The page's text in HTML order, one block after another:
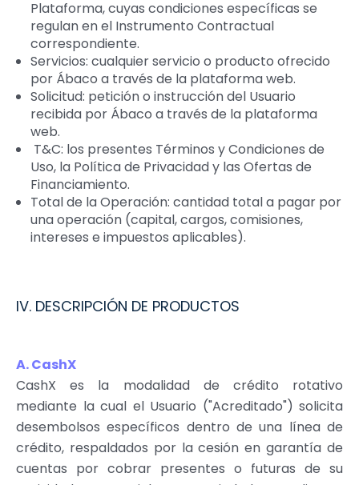
Plataforma, cuyas condiciones específicas se
regulan en el Instrumento Contractual
correspondiente.
Servicios: cualquier servicio o producto ofrecido
por Ábaco a través de la plataforma web.
Solicitud: petición o instrucción del Usuario
recibida por Ábaco a través de la plataforma
web.
T&C: los presentes Términos y Condiciones de
Uso, la Política de Privacidad y las Ofertas de
Financiamiento.
Total de la Operación: cantidad total a pagar por
una operación (capital, cargos, comisiones,
intereses e impuestos aplicables).
IV. DESCRIPCIÓN DE PRODUCTOS
A. CashX
CashX es la modalidad de crédito rotativo
mediante la cual el Usuario ("Acreditado") solicita
desembolsos específicos dentro de una línea de
crédito, respaldados por la cesión en garantía de
cuentas por cobrar presentes o futuras de su